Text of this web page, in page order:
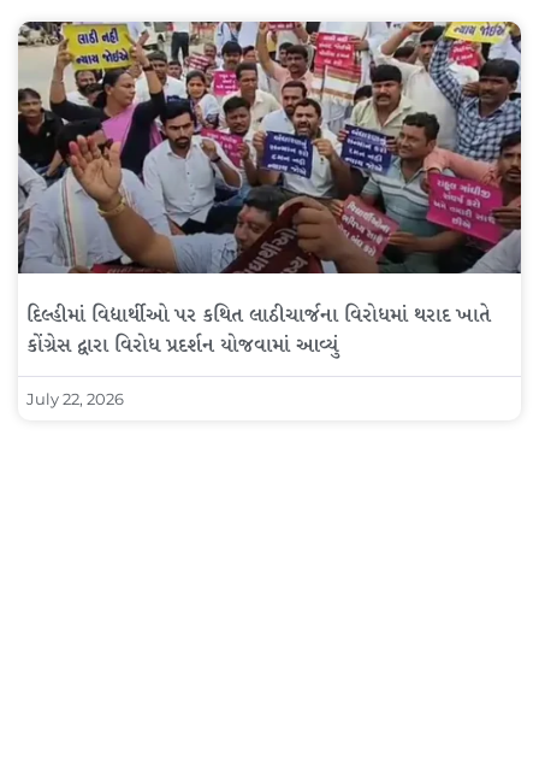
દિલ્હીમાં વિદ્યાર્થીઓ પર કથિત લાઠીચાર્જના વિરોધમાં થરાદ ખાતે
કોંગ્રેસ દ્વારા વિરોધ પ્રદર્શન યોજવામાં આવ્યું
July 22, 2026